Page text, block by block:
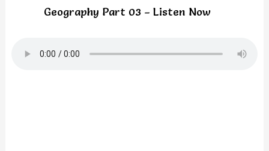
Geography Part 03 – Listen Now